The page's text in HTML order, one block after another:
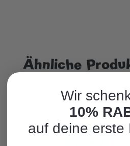
Produktgalerie
Ähnliche
Wir
10%
auf deine erste